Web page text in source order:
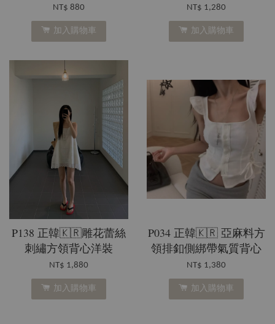
NT$ 880
加入購物車
NT$ 1,280
加入購物車
P138 正韓🇰🇷雕花蕾絲
刺繡方領背心洋裝
NT$ 1,880
加入購物車
P034 正韓🇰🇷 亞麻料方
領排釦側綁帶氣質背心
NT$ 1,380
加入購物車